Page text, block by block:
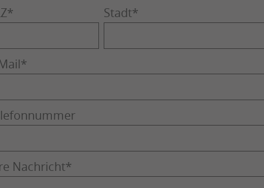
* Stadt*
*
Nachricht*